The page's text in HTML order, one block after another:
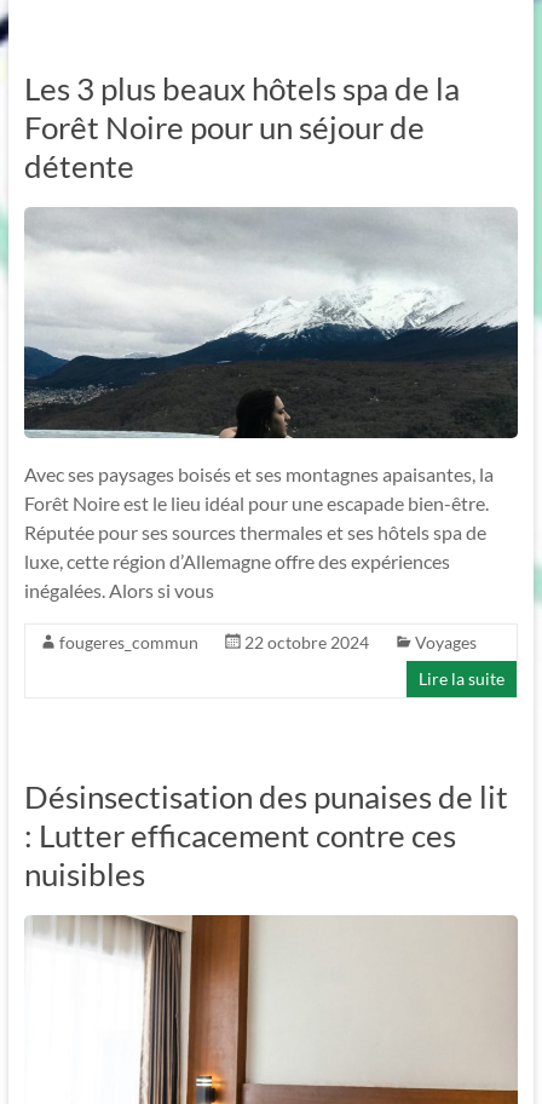
Les 3 plus beaux hôtels spa de la
Forêt Noire pour un séjour de
détente
Avec ses paysages boisés et ses montagnes apaisantes, la
Forêt Noire est le lieu idéal pour une escapade bien-être.
Réputée pour ses sources thermales et ses hôtels spa de
luxe, cette région d’Allemagne offre des expériences
inégalées. Alors si vous
fougeres_commun 22 octobre 2024
Voyages
Lire la suite
Désinsectisation des punaises de lit
: Lutter efficacement contre ces
nuisibles